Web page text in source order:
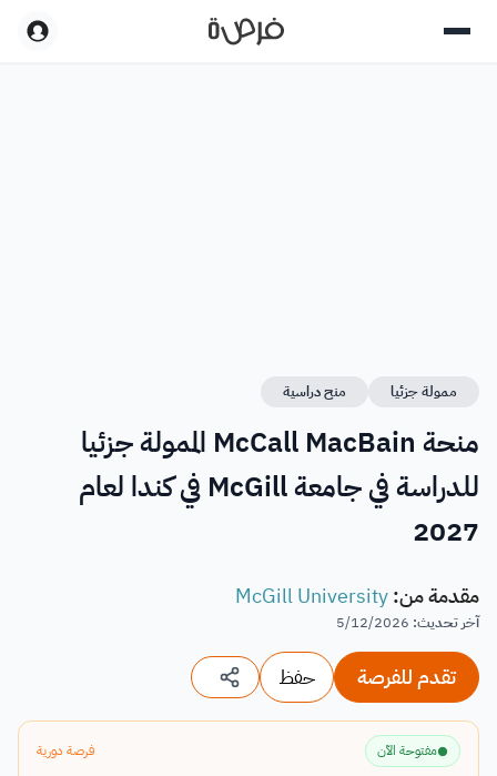
ممولة جزئيا منح دراسية
منحة McCall MacBain الممولة جزئيا
للدراسة في جامعة McGill في كندا لعام
2027
مقدمة من:
McGill University
آخر تحديث:
5/12/2026
تقدم للفرصة حفظ
مفتوحة الآن فرصة دورية